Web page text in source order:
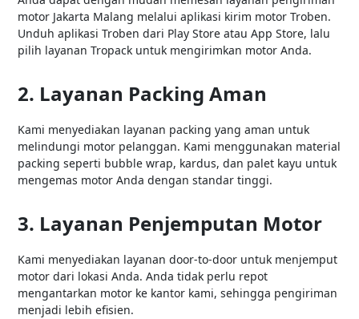
motor Jakarta Malang melalui aplikasi kirim motor Troben.
Unduh aplikasi Troben dari Play Store atau App Store, lalu
pilih layanan Tropack untuk mengirimkan motor Anda.
2. Layanan Packing Aman
Kami menyediakan layanan packing yang aman untuk
melindungi motor pelanggan. Kami menggunakan material
packing seperti bubble wrap, kardus, dan palet kayu untuk
mengemas motor Anda dengan standar tinggi.
3. Layanan Penjemputan Motor
Kami menyediakan layanan door-to-door untuk menjemput
motor dari lokasi Anda. Anda tidak perlu repot
mengantarkan motor ke kantor kami, sehingga pengiriman
menjadi lebih efisien.